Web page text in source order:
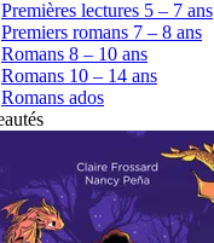
Premières lectures 5 – 7 ans
Premiers romans 7 – 8 ans
Romans 8 – 10 ans
Romans 10 – 14 ans
Romans ados